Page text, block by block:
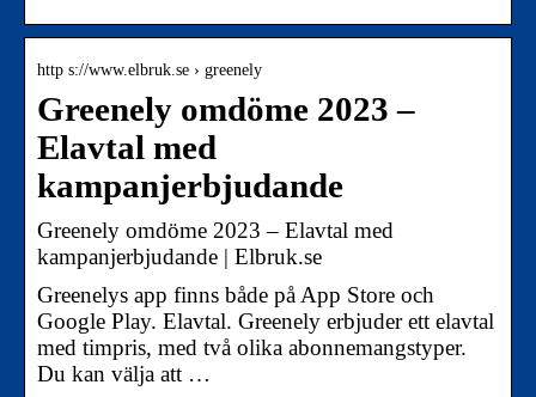
http s://www.elbruk.se › greenely
Greenely omdöme 2023 –
Elavtal med
kampanjerbjudande
Greenely omdöme 2023 – Elavtal med
kampanjerbjudande | Elbruk.se
Greenelys app finns både på App Store och
Google Play. Elavtal. Greenely erbjuder ett elavtal
med timpris, med två olika abonnemangstyper.
Du kan välja att …